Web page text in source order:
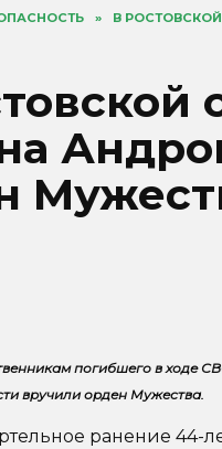
»
В
погибшего в ходе
вручили орден Мужества.
ранение 44-